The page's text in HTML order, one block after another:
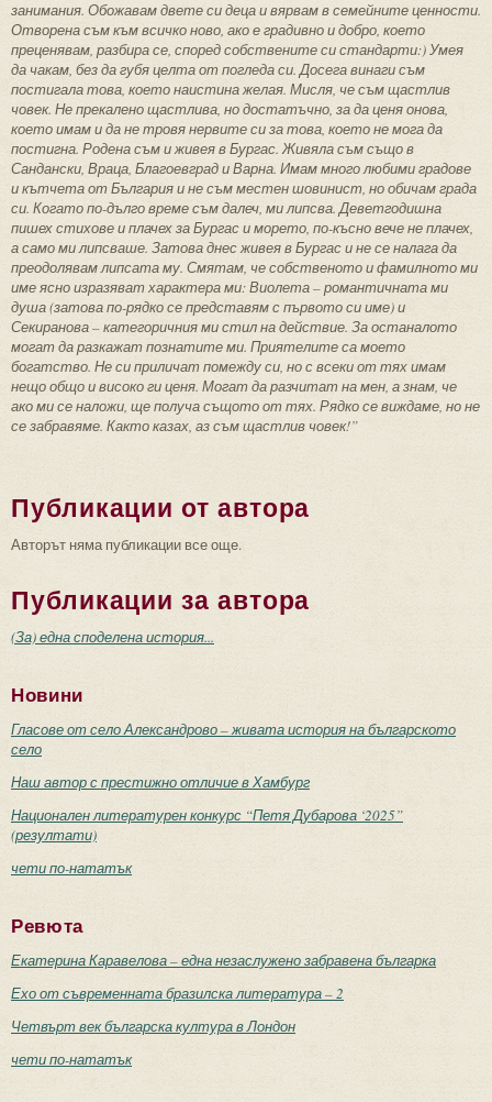
занимания. Обожавам двете си деца и вярвам в семейните ценности.
Отворена съм към всичко ново, ако е градивно и добро, което
преценявам, разбира се, според собствените си стандарти:) Умея
да чакам, без да губя целта от погледа си. Досега винаги съм
постигала това, което наистина желая. Мисля, че съм щастлив
човек. Не прекалено щастлива, но достатъчно, за да ценя онова,
което имам и да не тровя нервите си за това, което не мога да
постигна. Родена съм и живея в Бургас. Живяла съм също в
Сандански, Враца, Благоевград и Варна. Имам много любими градове
и кътчета от България и не съм местен шовинист, но обичам града
си. Когато по-дълго време съм далеч, ми липсва. Деветгодишна
пишех стихове и плачех за Бургас и морето, по-късно вече не плачех,
а само ми липсваше. Затова днес живея в Бургас и не се налага да
преодолявам липсата му. Смятам, че собственото и фамилното ми
име ясно изразяват характера ми: Виолета – романтичната ми
душа (затова по-рядко се представям с първото си име) и
Секиранова – категоричния ми стил на действие. За останалото
могат да разкажат познатите ми. Приятелите са моето
богатство. Не си приличат помежду си, но с всеки от тях имам
нещо общо и високо ги ценя. Могат да разчитат на мен, а знам, че
ако ми се наложи, ще получа същото от тях. Рядко се виждаме, но не
се забравяме. Както казах, аз съм щастлив човек!”
Публикации от автора
Авторът няма публикации все още.
Публикации за автора
(За) една споделена история...
Новини
Гласове от село Александрово – живата история на българското
село
Наш автор с престижно отличие в Хамбург
Национален литературен конкурс “Петя Дубарова ‘2025”
(резултати)
чети по-нататък
Ревюта
Екатерина Каравелова – една незаслужено забравена българка
Ехо от съвременната бразилска литература – 2
Четвърт век българска култура в Лондон
чети по-нататък